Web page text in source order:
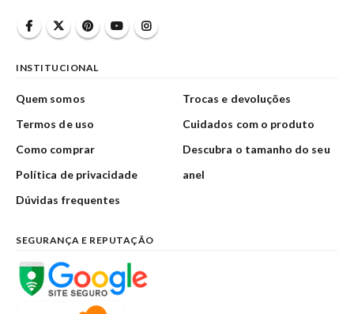
INSTITUCIONAL
Quem somos
Termos de uso
Como comprar
Política de privacidade
Dúvidas frequentes
Trocas e devoluções
Cuidados com o produto
Descubra o tamanho do seu
anel
SEGURANÇA E REPUTAÇÃO